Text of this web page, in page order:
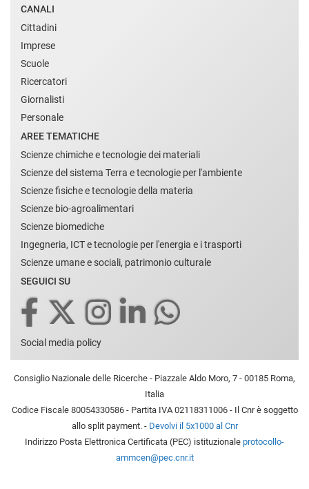
CANALI
Cittadini
Imprese
Scuole
Ricercatori
Giornalisti
Personale
AREE TEMATICHE
Scienze chimiche e tecnologie dei materiali
Scienze del sistema Terra e tecnologie per l'ambiente
Scienze fisiche e tecnologie della materia
Scienze bio-agroalimentari
Scienze biomediche
Ingegneria, ICT e tecnologie per l'energia e i trasporti
Scienze umane e sociali, patrimonio culturale
SEGUICI SU
Social media policy
Consiglio Nazionale delle Ricerche - Piazzale Aldo Moro, 7 - 00185 Roma,
Italia
Codice Fiscale 80054330586 - Partita IVA 02118311006 - Il Cnr è soggetto
allo split payment. - Devolvi il 5x1000 al Cnr
Indirizzo Posta Elettronica Certificata (PEC) istituzionale protocollo-
ammcen@pec.cnr.it